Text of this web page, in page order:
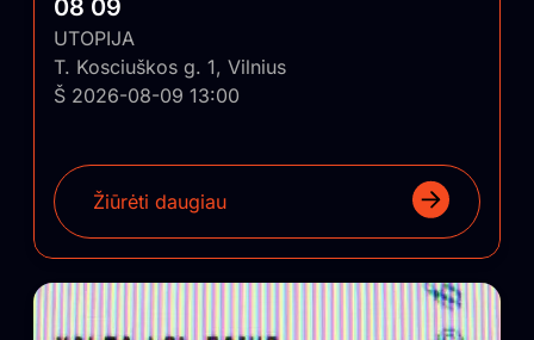
08 09
UTOPIJA
T. Kosciuškos g. 1, Vilnius
Š 2026-08-09 13:00
Žiūrėti daugiau